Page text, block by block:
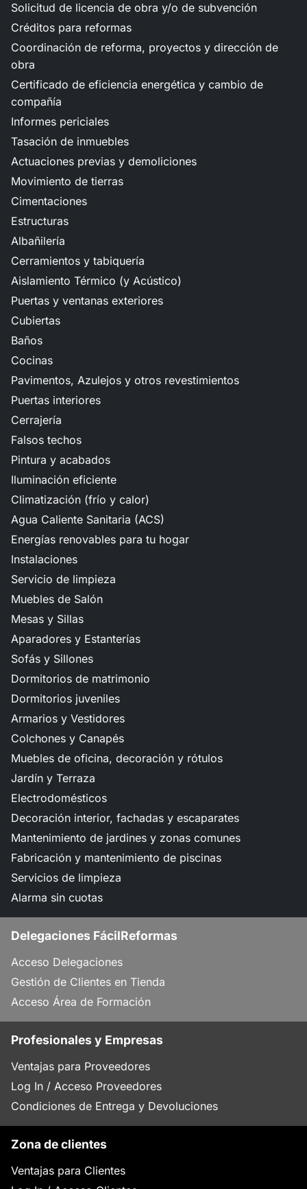
Solicitud de licencia de obra y/o de subvención
Créditos para reformas
Coordinación de reforma, proyectos y dirección de
obra
Certificado de eficiencia energética y cambio de
compañía
Informes periciales
Tasación de inmuebles
Actuaciones previas y demoliciones
Movimiento de tierras
Cimentaciones
Estructuras
Albañilería
Cerramientos y tabiquería
Aislamiento Térmico (y Acústico)
Puertas y ventanas exteriores
Cubiertas
Baños
Cocinas
Pavimentos, Azulejos y otros revestimientos
Puertas interiores
Cerrajería
Falsos techos
Pintura y acabados
Iluminación eficiente
Climatización (frío y calor)
Agua Caliente Sanitaria (ACS)
Energías renovables para tu hogar
Instalaciones
Servicio de limpieza
Muebles de Salón
Mesas y Sillas
Aparadores y Estanterías
Sofás y Sillones
Dormitorios de matrimonio
Dormitorios juveniles
Armarios y Vestidores
Colchones y Canapés
Muebles de oficina, decoración y rótulos
Jardín y Terraza
Electrodomésticos
Decoración interior, fachadas y escaparates
Mantenimiento de jardines y zonas comunes
Fabricación y mantenimiento de piscinas
Servicios de limpieza
Alarma sin cuotas
Delegaciones FácilReformas
Acceso Delegaciones
Gestión de Clientes en Tienda
Acceso Área de Formación
Profesionales y Empresas
Ventajas para Proveedores
Log In / Acceso Proveedores
Condiciones de Entrega y Devoluciones
Zona de clientes
Ventajas para Clientes